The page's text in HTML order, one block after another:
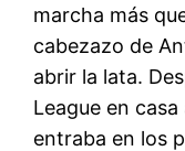
marcha más
cabezazo de
abrir la lata.
League en
entraba en los